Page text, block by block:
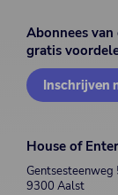
Abonnees
gratis
Inschrijven
House of
Gentsesteenweg
9300 Aalst